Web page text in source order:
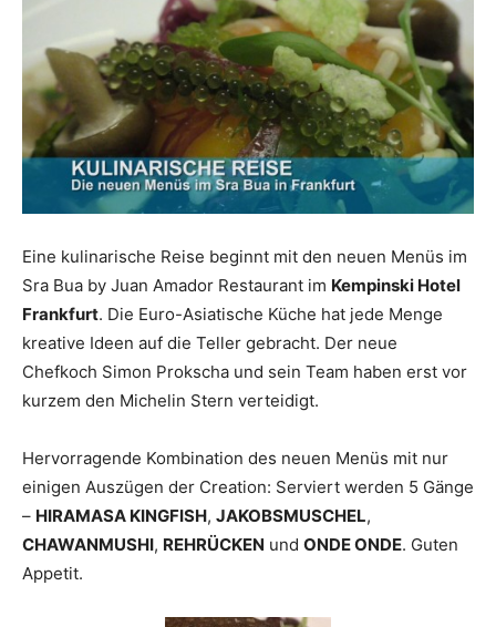
Reiseempfehlungen.
Eine kulinarische Reise beginnt mit den neuen Menüs im
Sra Bua by Juan Amador Restaurant im Kempinski Hotel
Frankfurt. Die Euro-Asiatische Küche hat jede Menge
kreative Ideen auf die Teller gebracht. Der neue
Chefkoch Simon Prokscha und sein Team haben erst vor
kurzem den Michelin Stern verteidigt.
Hervorragende Kombination des neuen Menüs mit nur
einigen Auszügen der Creation: Serviert werden 5 Gänge
– HIRAMASA KINGFISH, JAKOBSMUSCHEL,
CHAWANMUSHI, REHRÜCKEN und ONDE ONDE. Guten
Appetit.